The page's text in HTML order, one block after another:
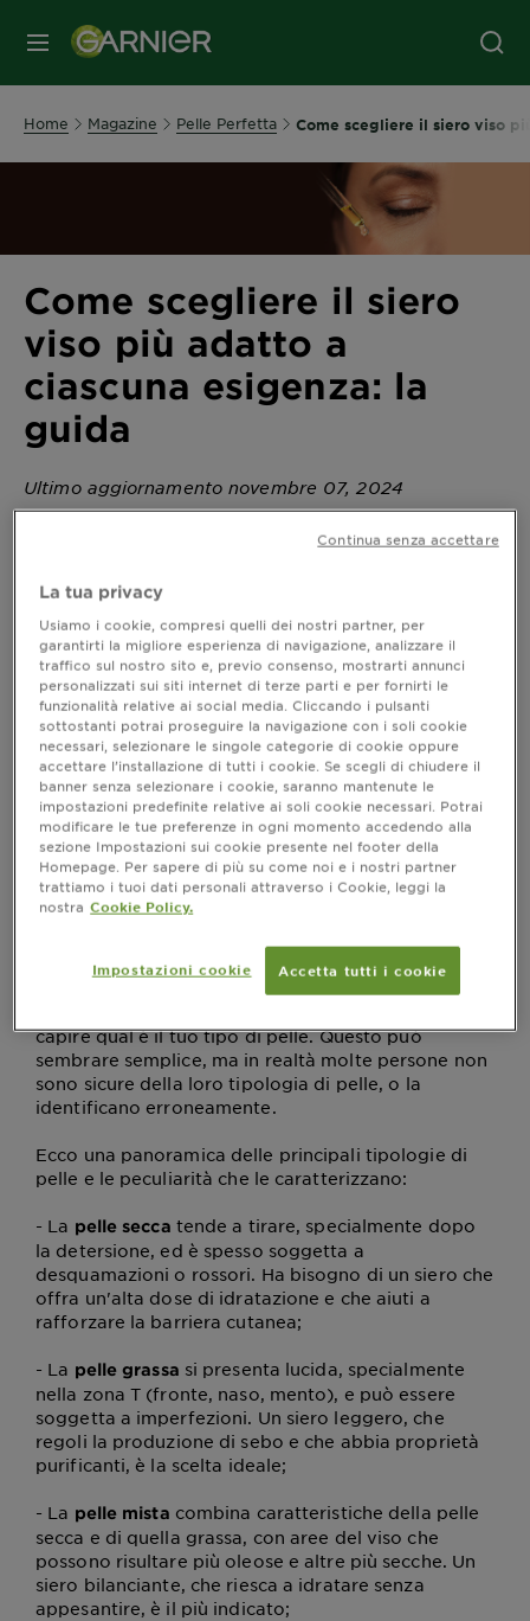
MENU
Home Magazine Pelle Perfetta Come scegliere il siero viso
Come scegliere il siero
viso più adatto a
ciascuna esigenza: la
guida
Ultimo aggiornamento novembre 07, 2024
di bellezza quotidiana, ma spesso si fa confusione su
ad altri cosmetici, come le creme o i fluidi. Mentre una
crema viso
ha lo scopo principale di idratare e
proteggere la pelle, e unfluidopuò offrire una texture
più leggera, il siero si distingue per la sua formula
altamente concentrata di ingredienti attivi. Questo
significa che il siero è pensato per rispondere a
specifiche esigenze della pelle, come la perdita di
elasticità, le macchie scure, o l'eccesso di sebo, con
ingredienti concentrati con proprietà peculiari. La
scelta del siero più adatto, quindi, può fare la
differenza nella tua skincare, aiutandoti a ottenere
risultati visibili nel tempo.
Quale siero scegliere a seconda della
propria tipologia di pelle
capire qual è il tuo tipo di pelle. Questo può
sembrare semplice, ma in realtà molte persone non
sono sicure della loro tipologia di pelle, o la
identificano erroneamente.
Ecco una panoramica delle principali tipologie di
pelle e le peculiarità che le caratterizzano:
- La pelle secca tende a tirare, specialmente dopo
la detersione, ed è spesso soggetta a
desquamazioni o rossori. Ha bisogno di un siero che
offra un'alta dose di idratazione e che aiuti a
rafforzare la barriera cutanea;
- La pelle grassa si presenta lucida, specialmente
nella zona T (fronte, naso, mento), e può essere
soggetta a imperfezioni. Un siero leggero, che
regoli la produzione di sebo e che abbia proprietà
purificanti, è la scelta ideale;
- La pelle mista combina caratteristiche della pelle
secca e di quella grassa, con aree del viso che
possono risultare più oleose e altre più secche. Un
siero bilanciante, che riesca a idratare senza
appesantire, è il più indicato;
La tua privacy
Usiamo i cookie, compresi quelli dei nostri partner, per
garantirti la migliore esperienza di navigazione, analizzare il
traffico sul nostro sito e, previo consenso, mostrarti annunci
personalizzati sui siti internet di terze parti e per fornirti le
funzionalità relative ai social media. Cliccando i pulsanti
sottostanti potrai proseguire la navigazione con i soli cookie
necessari, selezionare le singole categorie di cookie oppure
accettare l’installazione di tutti i cookie. Se scegli di chiudere il
banner senza selezionare i cookie, saranno mantenute le
impostazioni predefinite relative ai soli cookie necessari. Potrai
modificare le tue preferenze in ogni momento accedendo alla
sezione Impostazioni sui cookie presente nel footer della
Homepage. Per sapere di più su come noi e i nostri partner
trattiamo i tuoi dati personali attraverso i Cookie, leggi la
nostra Cookie Policy.
Impostazioni cookie Accetta tutti i cookie
Continua senza accettare